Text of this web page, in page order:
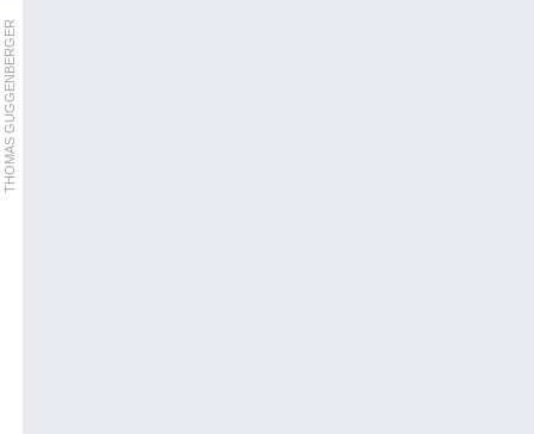
THOMAS GUGGENBERGER